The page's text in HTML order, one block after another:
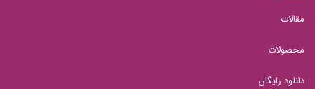
مقالات
محصولات
دانلود رایگان